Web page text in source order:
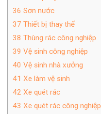
36 Sơn nước
37 Thiết bị thay thế
38 Thùng rác công nghiệp
39 Vệ sinh công nghiệp
40 Vệ sinh nhà xưởng
41 Xe làm vệ sinh
42 Xe quét rác
43 Xe quét rác công nghiệp